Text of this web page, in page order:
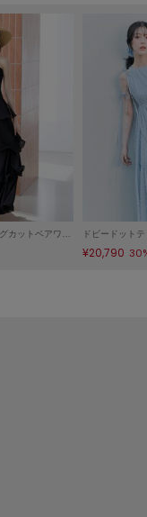
ティアードドッキングカットベアワンピース ドビードット
¥20,790